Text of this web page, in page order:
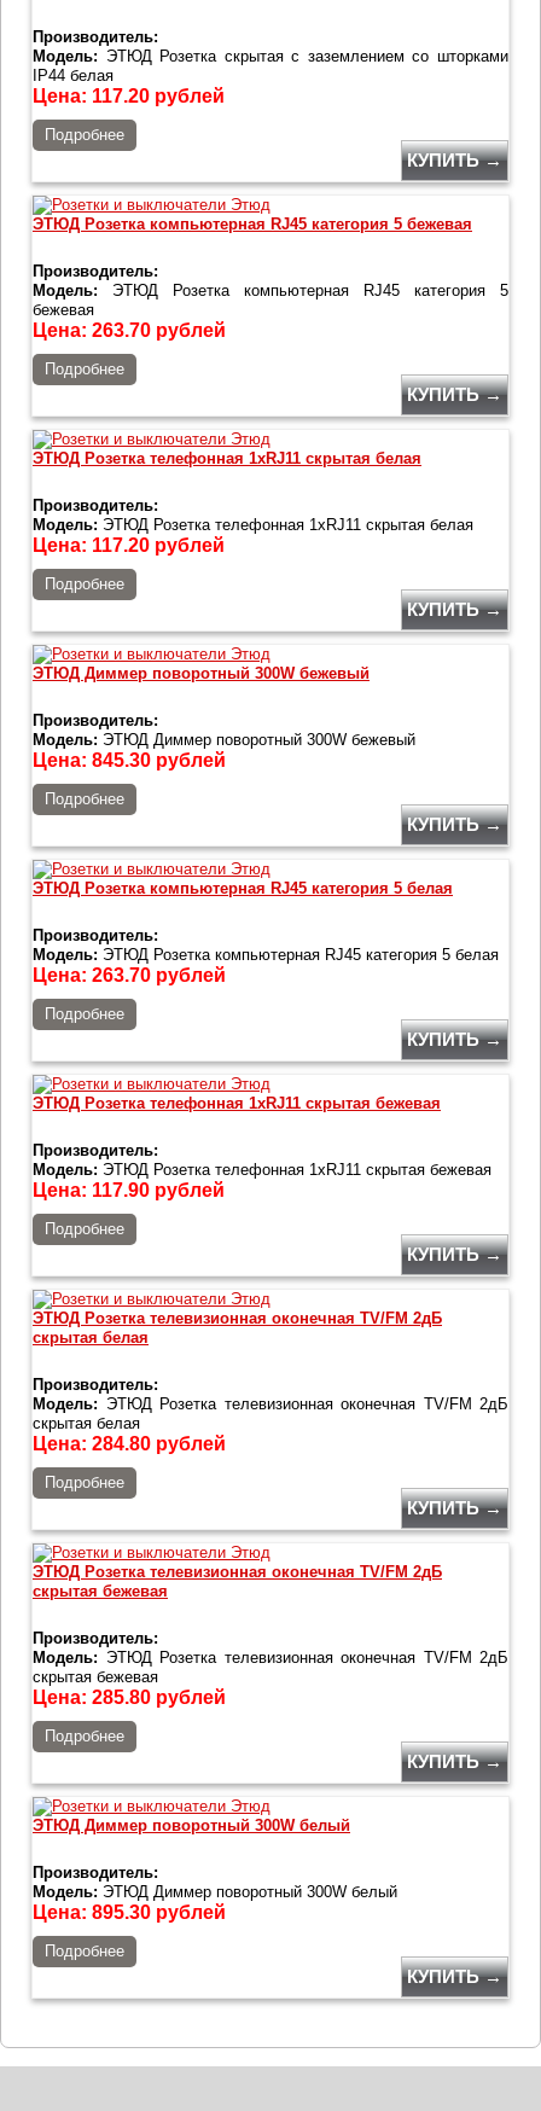
Производитель:
Модель: ЭТЮД Розетка скрытая с заземлением со шторками
IP44 белая
Цена: 117.20 рублей
Подробнее
КУПИТЬ →
ЭТЮД Розетка компьютерная RJ45 категория 5 бежевая
Производитель:
Модель: ЭТЮД Розетка компьютерная RJ45 категория 5
бежевая
Цена: 263.70 рублей
Подробнее
КУПИТЬ →
ЭТЮД Розетка телефонная 1хRJ11 скрытая белая
Производитель:
Модель: ЭТЮД Розетка телефонная 1хRJ11 скрытая белая
Цена: 117.20 рублей
Подробнее
КУПИТЬ →
ЭТЮД Диммер поворотный 300W бежевый
Производитель:
Модель: ЭТЮД Диммер поворотный 300W бежевый
Цена: 845.30 рублей
Подробнее
КУПИТЬ →
ЭТЮД Розетка компьютерная RJ45 категория 5 белая
Производитель:
Модель: ЭТЮД Розетка компьютерная RJ45 категория 5 белая
Цена: 263.70 рублей
Подробнее
КУПИТЬ →
ЭТЮД Розетка телефонная 1хRJ11 скрытая бежевая
Производитель:
Модель: ЭТЮД Розетка телефонная 1хRJ11 скрытая бежевая
Цена: 117.90 рублей
Подробнее
КУПИТЬ →
ЭТЮД Розетка телевизионная оконечная TV/FM 2дБ
скрытая белая
Производитель:
Модель: ЭТЮД Розетка телевизионная оконечная TV/FM 2дБ
скрытая белая
Цена: 284.80 рублей
Подробнее
КУПИТЬ →
ЭТЮД Розетка телевизионная оконечная TV/FM 2дБ
скрытая бежевая
Производитель:
Модель: ЭТЮД Розетка телевизионная оконечная TV/FM 2дБ
скрытая бежевая
Цена: 285.80 рублей
Подробнее
КУПИТЬ →
ЭТЮД Диммер поворотный 300W белый
Производитель:
Модель: ЭТЮД Диммер поворотный 300W белый
Цена: 895.30 рублей
Подробнее
КУПИТЬ →